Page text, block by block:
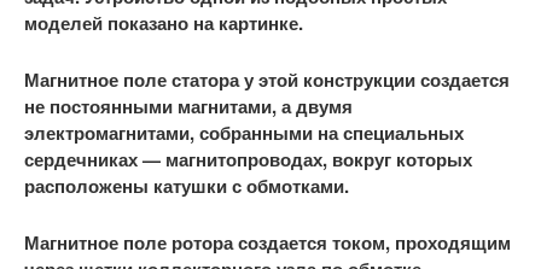
моделей показано на картинке.
Магнитное поле статора у этой конструкции создается
не постоянными магнитами, а двумя
электромагнитами, собранными на специальных
сердечниках — магнитопроводах, вокруг которых
расположены катушки с обмотками.
Магнитное поле ротора создается током, проходящим